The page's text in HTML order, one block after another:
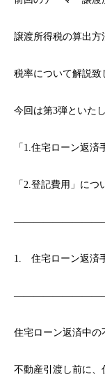
譲渡所得税の算出方
税率について解説致
今回は第3弾といた
「1.住宅ローン返済
「2.登記費用」につ
1. 住宅ローン返済
住宅ローン返済中の
不動産引渡し前に、